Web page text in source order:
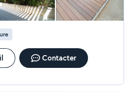
Contacter